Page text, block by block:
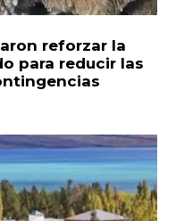
reforzar la
para reducir las